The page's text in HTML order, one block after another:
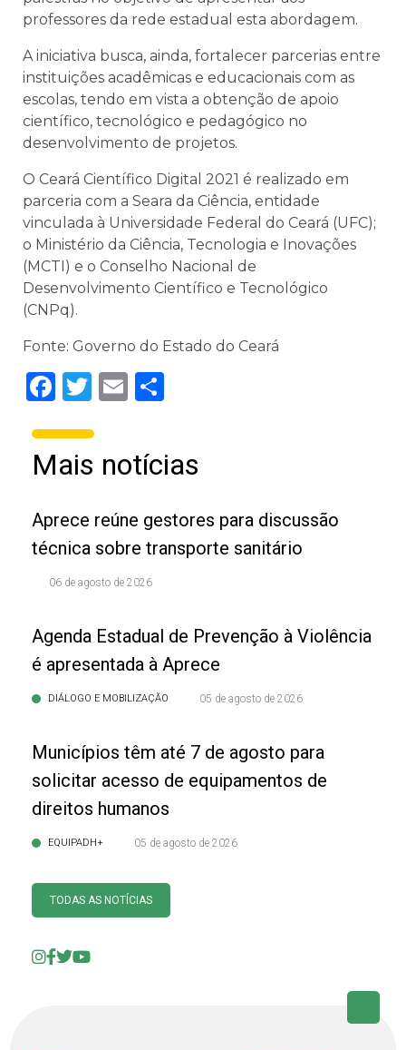
professores da rede estadual esta abordagem.
A iniciativa busca, ainda, fortalecer parcerias entre
instituições acadêmicas e educacionais com as
escolas, tendo em vista a obtenção de apoio
científico, tecnológico e pedagógico no
desenvolvimento de projetos.
O Ceará Científico Digital 2021 é realizado em
parceria com a Seara da Ciência, entidade
vinculada à Universidade Federal do Ceará (UFC);
o Ministério da Ciência, Tecnologia e Inovações
(MCTI) e o Conselho Nacional de
Desenvolvimento Científico e Tecnológico
(CNPq).
Fonte: Governo do Estado do Ceará
Facebook
Twitter
Email
Mais notícias
Aprece reúne gestores para discussão
técnica sobre transporte sanitário
06 de agosto de 2026
Agenda Estadual de Prevenção à Violência
é apresentada à Aprece
DIÁLOGO E MOBILIZAÇÃO 05 de agosto de 2026
Municípios têm até 7 de agosto para
solicitar acesso de equipamentos de
direitos humanos
EQUIPADH+ 05 de agosto de 2026
TODAS AS NOTÍCIAS